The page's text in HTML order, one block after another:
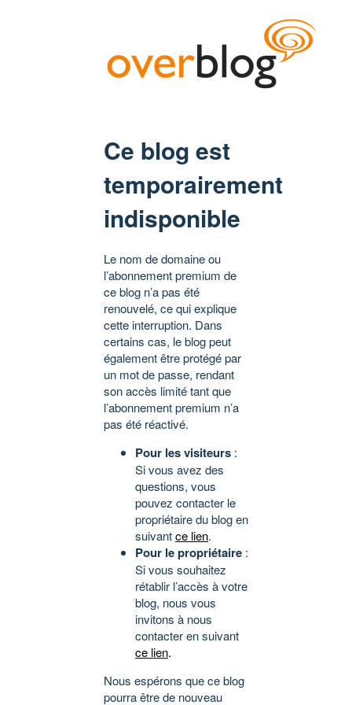
Ce blog est
temporairement
indisponible
Le nom de domaine ou
l’abonnement premium de
ce blog n’a pas été
renouvelé, ce qui explique
cette interruption. Dans
certains cas, le blog peut
également être protégé par
un mot de passe, rendant
son accès limité tant que
l’abonnement premium n’a
pas été réactivé.
Pour les visiteurs :
Si vous avez des
questions, vous
pouvez contacter le
propriétaire du blog en
suivantce lien.
Pour le propriétaire :
Si vous souhaitez
rétablir l’accès à votre
blog, nous vous
invitons à nous
contacter en suivant
ce lien.
Nous espérons que ce blog
pourra être de nouveau